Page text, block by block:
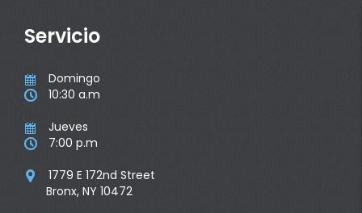
Servicio
 Domingo
 10:30 a.m
 Jueves
 7:00 p.m

1779 E 172nd Street
Bronx, NY 10472